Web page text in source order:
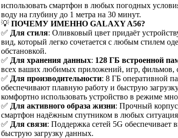
использовать смартфон в любых погодных
воду на глубину до 1 метра на 30 минут.
💡 ПОЧЕМУ ИМЕННО GALAXY A56?
✅ Для стиля: Оливковый цвет придаёт
вид, который легко сочетается с любым стилем
обстановкой.
✅ Для хранения данных: 128 ГБ встроенной
всех ваших любимых приложений, игр, фильмов,
✅ Для производительности: 8 ГБ оперативной
обеспечивают плавную работу и быструю
комфортно использовать устройство в режиме
✅ Для активного образа жизни: Прочный
смартфон надёжным спутником в любых
✅ Для связи: Поддержка сетей 5G обеспечивает
быструю загрузку данных.